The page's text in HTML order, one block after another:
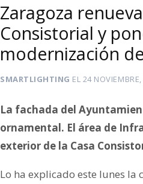
Zaragoza
Consistorial y
modernización
SMARTLIGHTING EL 24
La fachada del
ornamental. El área de
exterior de la Casa
Lo ha explicado este lunes la